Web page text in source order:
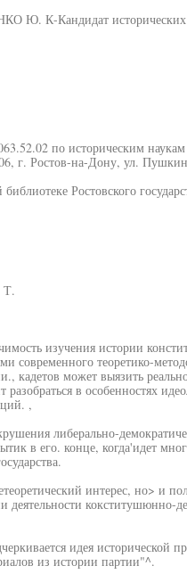
Ю. К-Кандидат исторических
по историческим
г. Ростов-на-Дону, ул.
Ростовского
Т.
изучения истории
современного теоретико-
кадетов может выязить
в особенностях
,
либерально-
в его. конце, когда'идет
интерес, но> и
деятельности кокститушюнно-
идея исторической
из истории партии"^.